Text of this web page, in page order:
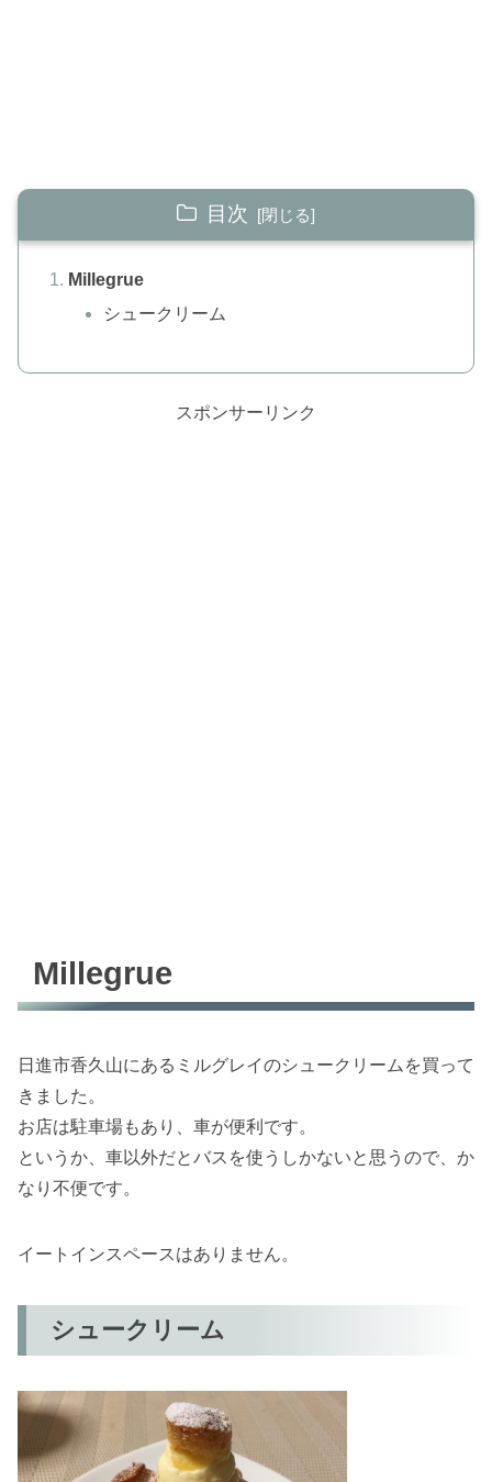
目次
Millegrue
シュークリーム
スポンサーリンク
Millegrue
日進市香久山にあるミルグレイのシュークリームを買って
きました。
お店は駐車場もあり、車が便利です。
というか、車以外だとバスを使うしかないと思うので、か
なり不便です。
イートインスペースはありません。
シュークリーム